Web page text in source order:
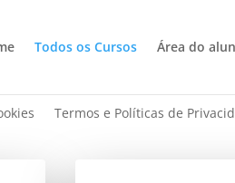
Todos os Cursos Área do
Termos e Políticas de